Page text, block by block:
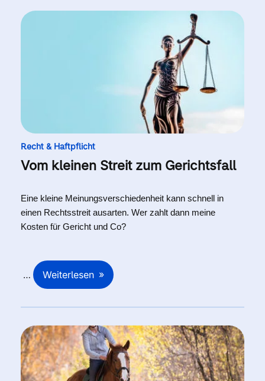
Recht & Haftpflicht
Vom kleinen Streit zum Gerichtsfall
Eine kleine Meinungsverschiedenheit kann schnell in
einen Rechtsstreit ausarten. Wer zahlt dann meine
Kosten für Gericht und Co?
… Weiterlesen